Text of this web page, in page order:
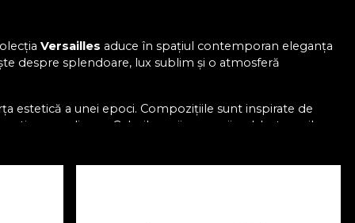
Versailles aduce în spațiul contemporan eleganța
despre splendoare, lux sublim și o atmosferă
estetică a unei epoci. Compozițiile sunt inspirate de
grandioase. Culorile aurii, maronii noble, tonurile